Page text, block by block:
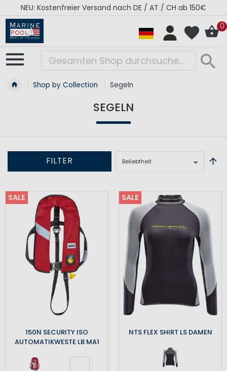
RÉGATES ROYALES Kollektion - Super Sale
0
Shop by Collection Segeln
SEGELN
FILTER
SALE
150N SECURITY ISO
AUTOMATIKWESTE LB MA1
SALE
NTS FLEX SHIRT LS DAMEN